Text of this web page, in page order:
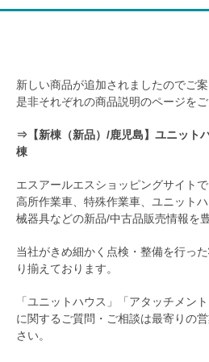
新しい商品が追加されましたのでご案
是非それぞれの商品説明のページをご
⇒【新棟（新品）/鹿児島】ユニット
棟
エスアールエスショッピングサイト
高所作業車、特殊作業車、ユニット
械器具などの新品/中古品販売情報を
当社がきめ細かく点検・整備を行っ
り揃えております。
「ユニットハウス」「アタッチメン
に関するご質問・ご相談は最寄りの
さい。